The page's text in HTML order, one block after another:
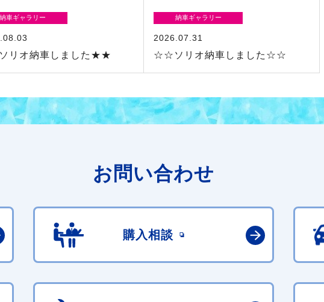
納車ギャラリー
リオ納車しました★★
納車ギャラリー
2026.07.31
☆☆ソリオ納車しました☆☆
お問い合わせ
購入相談